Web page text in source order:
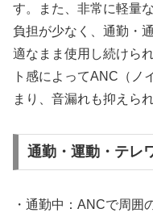
す。また、非常に軽量
負担が少なく、通勤・
適なまま使用し続けら
ト感によってANC（ノ
まり、音漏れも抑えら
通勤・運動・テレ
・通勤中：ANCで周囲